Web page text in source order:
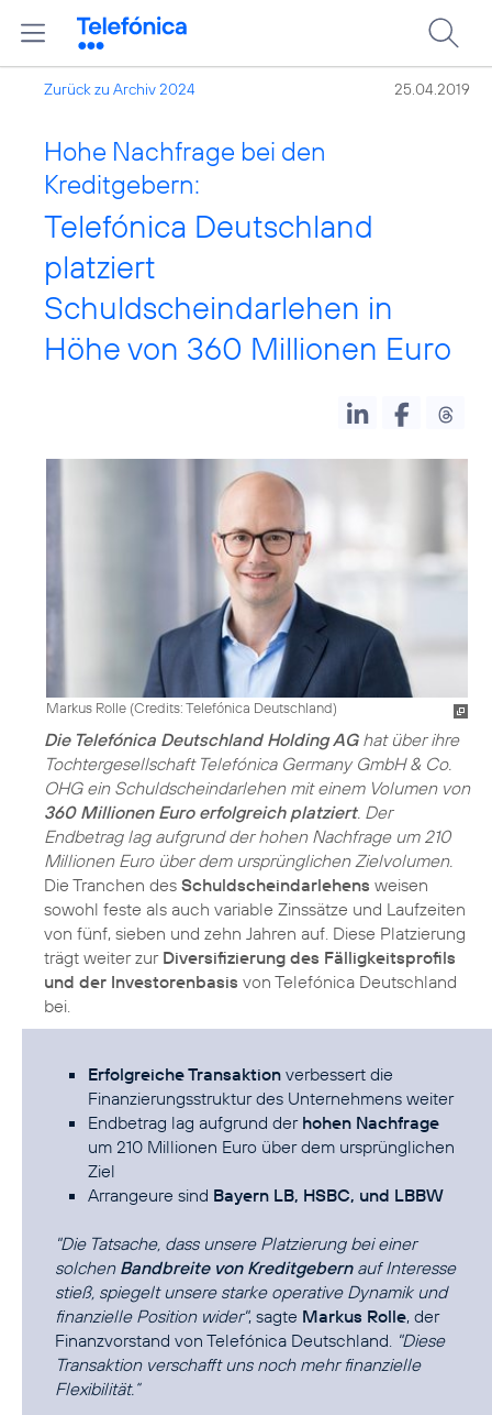
Zurück zu Archiv 2024 25.04.2019
Hohe Nachfrage bei den
Kreditgebern:
Telefónica Deutschland
platziert
Schuldscheindarlehen in
Höhe von 360 Millionen Euro
Markus Rolle (Credits: Telefónica Deutschland)
Die Telefónica Deutschland Holding AGhat über ihre
Tochtergesellschaft Telefónica Germany GmbH & Co.
OHG ein Schuldscheindarlehen mit einem Volumen von
360 Millionen Euro erfolgreich platziert. Der
Endbetrag lag aufgrund der hohen Nachfrage um 210
Millionen Euro über dem ursprünglichen Zielvolumen.
Die Tranchen des Schuldscheindarlehens weisen
sowohl feste als auch variable Zinssätze und Laufzeiten
von fünf, sieben und zehn Jahren auf. Diese Platzierung
trägt weiter zur Diversifizierung des Fälligkeitsprofils
und der Investorenbasis von Telefónica Deutschland
bei.
Erfolgreiche Transaktion verbessert die
Finanzierungsstruktur des Unternehmens weiter
Endbetrag lag aufgrund der hohen Nachfrage
um 210 Millionen Euro über dem ursprünglichen
Ziel
Arrangeure sind Bayern LB, HSBC, und LBBW
"Die Tatsache, dass unsere Platzierung bei einer
solchen Bandbreite von Kreditgebernauf Interesse
stieß, spiegelt unsere starke operative Dynamik und
finanzielle Position wider", sagte Markus Rolle, der
Finanzvorstand von Telefónica Deutschland. "Diese
Transaktion verschafft uns noch mehr finanzielle
Flexibilität.“